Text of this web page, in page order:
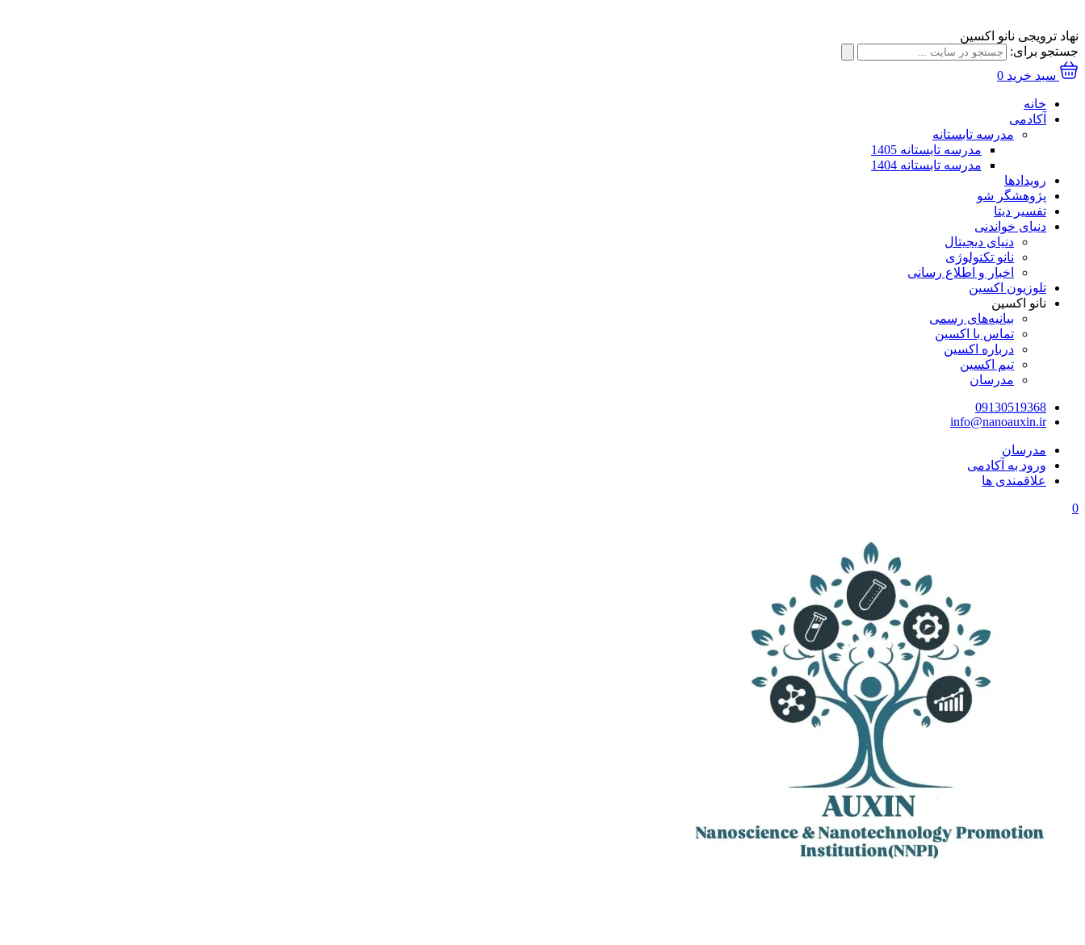
نهاد ترویجی نانو اکسین
جستجو برای:
سبد خرید 0
خانه
آکادمی
مدرسه تابستانه
مدرسه تابستانه 1405
مدرسه تابستانه 1404
رویدادها
پژوهشگر شو
تفسیر دیتا
دنیای خواندنی
دنیای دیجیتال
نانو تکنولوژی
اخبار و اطلاع رسانی
تلوزیون اکسین
نانو اکسین
بیانیه‌های رسمی
تماس با اکسین
درباره اکسین
تیم اکسین
مدرسان
09130519368
info@nanoauxin.ir
مدرسان
ورود به آکادمی
علاقمندی ها
0